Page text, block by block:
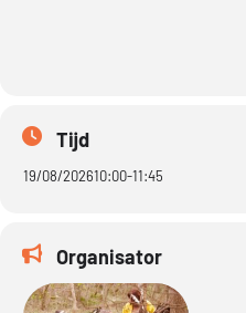
Tijd
19/08/202610:00-11:45
Organisator